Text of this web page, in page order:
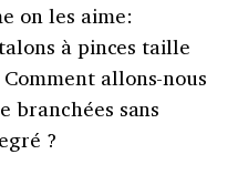
on les aime:
à pinces taille
Comment allons-nous
branchées sans
?